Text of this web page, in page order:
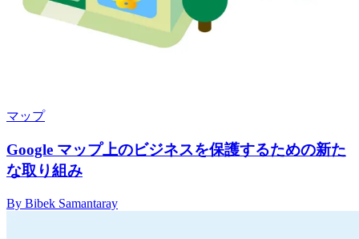
マップ
Google マップ上のビジネスを保護するための新た
な取り組み
By Bibek Samantaray